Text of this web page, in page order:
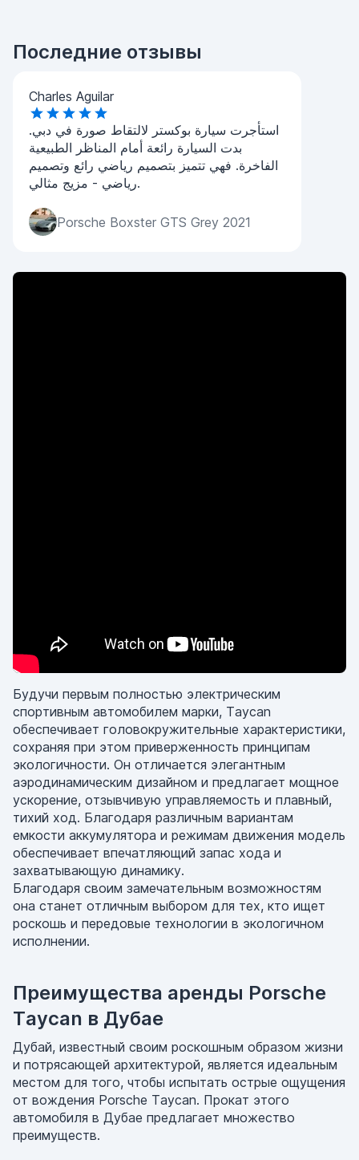
Последние отзывы
Charles Aguilar
استأجرت سيارة بوكستر لالتقاط صورة في دبي.
بدت السيارة رائعة أمام المناظر الطبيعية
الفاخرة. فهي تتميز بتصميم رياضي رائع وتصميم
رياضي - مزيج مثالي.
Porsche Boxster GTS Grey 2021
Будучи первым полностью электрическим
спортивным автомобилем марки, Taycan
обеспечивает головокружительные характеристики,
сохраняя при этом приверженность принципам
экологичности. Он отличается элегантным
аэродинамическим дизайном и предлагает мощное
ускорение, отзывчивую управляемость и плавный,
тихий ход. Благодаря различным вариантам
емкости аккумулятора и режимам движения модель
обеспечивает впечатляющий запас хода и
захватывающую динамику.
Благодаря своим замечательным возможностям
она станет отличным выбором для тех, кто ищет
роскошь и передовые технологии в экологичном
исполнении.
Преимущества аренды Porsche
Taycan в Дубае
Дубай, известный своим роскошным образом жизни
и потрясающей архитектурой, является идеальным
местом для того, чтобы испытать острые ощущения
от вождения Porsche Taycan. Прокат этого
автомобиля в Дубае предлагает множество
преимуществ.